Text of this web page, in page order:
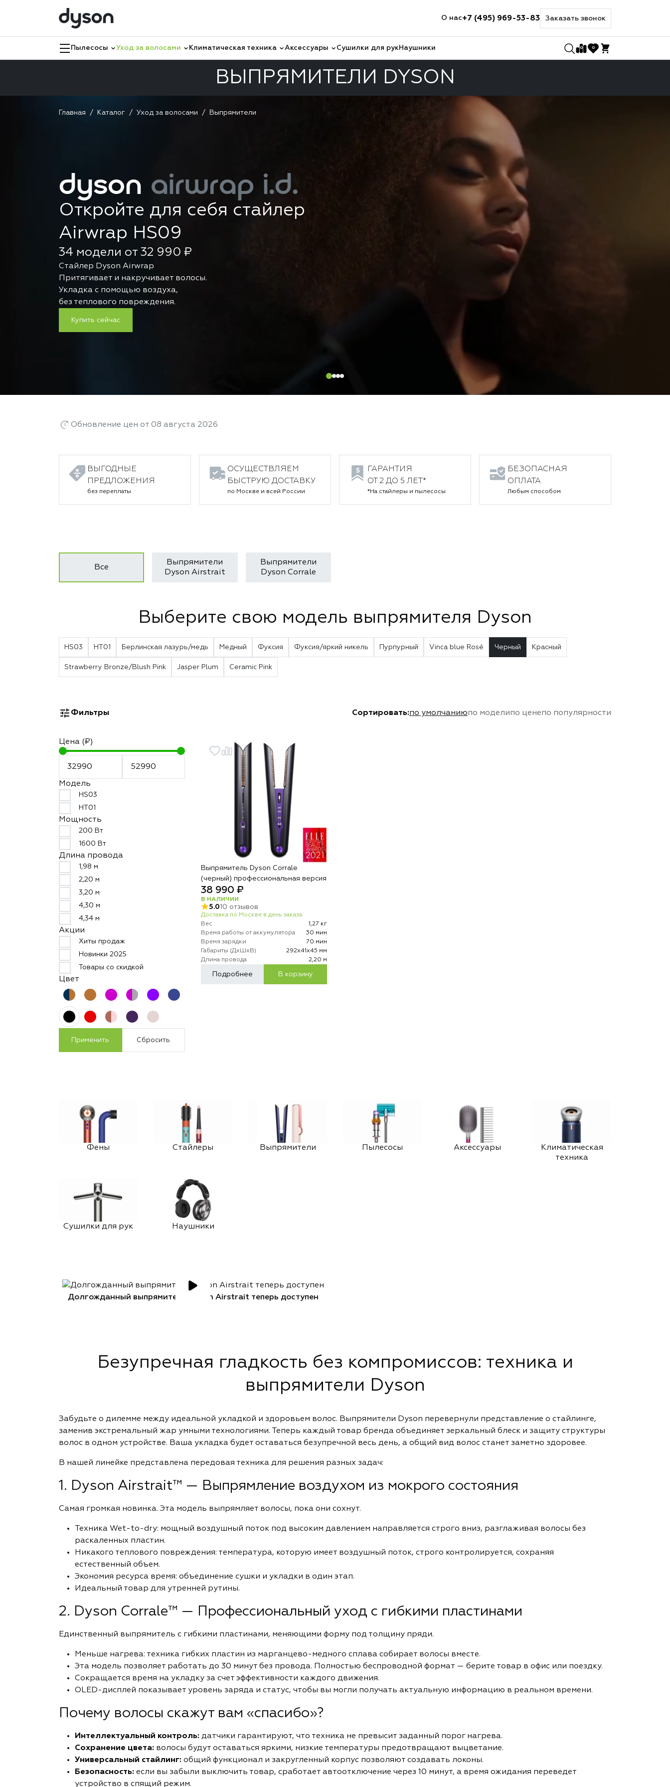
О нас+7 (495) 969-53-83 Заказать звонок
Пылесосы Уход за волосами Климатическая техника Аксессуары Сушилки для рукНаушники 0 0
ВЫПРЯМИТЕЛИ DYSON
Главная Каталог Уход за волосами Выпрямители
dyson airwrap i.d.
Откройте для себя стайлер
Airwrap HS09
34 модели от 32 990 ₽
Стайлер Dyson Airwrap
Притягивает и накручивает волосы.
Укладка с помощью воздуха,
без теплового повреждения.
Купить сейчас
Обновление цен от 08 августа 2026
ВЫГОДНЫЕ
ПРЕДЛОЖЕНИЯ
без переплаты
ОСУЩЕСТВЛЯЕМ
БЫСТРУЮ ДОСТАВКУ
по Москве и всей России
ГАРАНТИЯ
ОТ 2 ДО 5 ЛЕТ*
*На стайлеры и пылесосы
БЕЗОПАСНАЯ
ОПЛАТА
Любым способом
Все
Выпрямители
Dyson Airstrait
Выпрямители
Dyson Corrale
Выберите свою модель выпрямителя Dyson
HS03 HT01 Берлинская лазурь/медь Медный Фуксия Фуксия/яркий никель Пурпурный Vinca blue Rosé Черный Красный
Strawberry Bronze/Blush Pink Jasper Plum Ceramic Pink
Фильтры Сортировать:по умолчаниюпо моделипо ценепо популярности
Цена (₽)
Модель
HS03
HT01
Мощность
200 Вт
1600 Вт
Длина провода
1,98 м
2,20 м
3,20 м
4,30 м
4,34 м
Акции
Хиты продаж
Новинки 2025
Товары со скидкой
Цвет
Применить Сбросить
Выпрямитель Dyson Corrale
(черный) профессиональная версия
38 990 ₽
В НАЛИЧИИ
5.010 отзывов
Доставка по Москве в день заказа.
Вес
1,27 кг
Время работы от аккумулятора
30 мин
Время зарядки
70 мин
Габариты (ДхШхВ)
292х41х45 мм
Длина провода
2,20 м
Подробнее В корзину
Фены Стайлеры Выпрямители Пылесосы Аксессуары
Климатическая
техника
Сушилки для рук Наушники
Долгожданный выпрямитель Dyson Airstrait теперь доступен
Безупречная гладкость без компромиссов: техника и
выпрямители Dyson
Забудьте о дилемме между идеальной укладкой и здоровьем волос. Выпрямители Dyson перевернули представление о стайлинге,
заменив экстремальный жар умными технологиями. Теперь каждый товар бренда объединяет зеркальный блеск и защиту структуры
волос в одном устройстве. Ваша укладка будет оставаться безупречной весь день, а общий вид волос станет заметно здоровее.
В нашей линейке представлена передовая техника для решения разных задач:
1. Dyson Airstrait™ — Выпрямление воздухом из мокрого состояния
Самая громкая новинка. Эта модель выпрямляет волосы, пока они сохнут.
Техника Wet-to-dry: мощный воздушный поток под высоким давлением направляется строго вниз, разглаживая волосы без
раскаленных пластин.
Никакого теплового повреждения: температура, которую имеет воздушный поток, строго контролируется, сохраняя
естественный объем.
Экономия ресурса время: объединение сушки и укладки в один этап.
Идеальный товар для утренней рутины.
2. Dyson Corrale™ — Профессиональный уход с гибкими пластинами
Единственный выпрямитель с гибкими пластинами, меняющими форму под толщину пряди.
Меньше нагрева: техника гибких пластин из марганцево-медного сплава собирает волосы вместе.
Эта модель позволяет работать до 30 минут без провода. Полностью беспроводной формат — берите товар в офис или поездку.
Сокращается время на укладку за счет эффективности каждого движения.
OLED-дисплей показывает уровень заряда и статус, чтобы вы могли получать актуальную информацию в реальном времени.
Почему волосы скажут вам «спасибо»?
Интеллектуальный контроль: датчики гарантируют, что техника не превысит заданный порог нагрева.
Сохранение цвета: волосы будут оставаться яркими, низкие температуры предотвращают выцветание.
Универсальный стайлинг: общий функционал и закругленный корпус позволяют создавать локоны.
Безопасность: если вы забыли выключить товар, сработает автоотключение через 10 минут, а время ожидания переведет
устройство в спящий режим.